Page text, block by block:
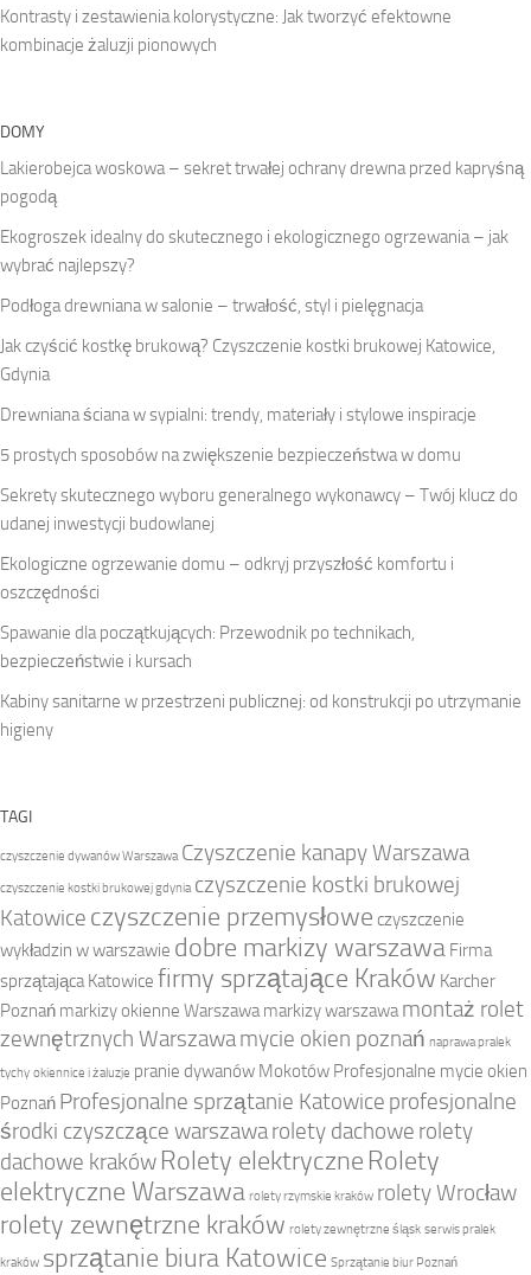
Kontrasty i zestawienia kolorystyczne: Jak tworzyć efektowne
kombinacje żaluzji pionowych
DOMY
Lakierobejca woskowa – sekret trwałej ochrany drewna przed kapryśną
pogodą
Ekogroszek idealny do skutecznego i ekologicznego ogrzewania – jak
wybrać najlepszy?
Podłoga drewniana w salonie – trwałość, styl i pielęgnacja
Jak czyścić kostkę brukową? Czyszczenie kostki brukowej Katowice,
Gdynia
Drewniana ściana w sypialni: trendy, materiały i stylowe inspiracje
5 prostych sposobów na zwiększenie bezpieczeństwa w domu
Sekrety skutecznego wyboru generalnego wykonawcy – Twój klucz do
udanej inwestycji budowlanej
Ekologiczne ogrzewanie domu – odkryj przyszłość komfortu i
oszczędności
Spawanie dla początkujących: Przewodnik po technikach,
bezpieczeństwie i kursach
Kabiny sanitarne w przestrzeni publicznej: od konstrukcji po utrzymanie
higieny
TAGI
czyszczenie dywanów Warszawa Czyszczenie kanapy Warszawa
czyszczenie kostki brukowej gdynia czyszczenie kostki brukowej
Katowice czyszczenie przemysłowe czyszczenie
wykładzin w warszawie dobre markizy warszawa Firma
sprzątająca Katowice firmy sprzątające Kraków Karcher
Poznań markizy okienne Warszawa markizy warszawa montaż rolet
zewnętrznych Warszawamycie okien poznań naprawa pralek
tychy okiennice i żaluzje pranie dywanów Mokotów Profesjonalne mycie okien
Poznań Profesjonalne sprzątanie Katowice profesjonalne
środki czyszczące warszawarolety dachowe rolety
dachowe kraków Rolety elektryczne Rolety
elektryczne Warszawa rolety rzymskie kraków rolety Wrocław
rolety zewnętrzne kraków rolety zewnętrzne śląsk serwis pralek
kraków sprzątanie biura Katowice Sprzątanie biur Poznań